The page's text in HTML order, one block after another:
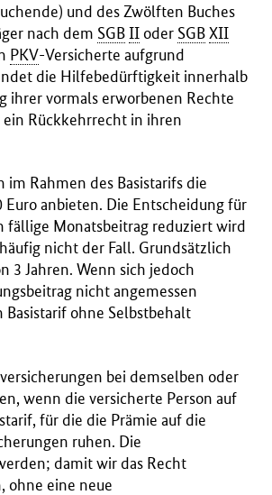
und des Zwölften Buches
nach dem SGB IIoder SGB XII
PKV-Versicherte aufgrund
die Hilfebedürftigkeit innerhalb
ihrer vormals erworbenen Rechte
Rückkehrrecht in ihren
Rahmen des Basistarifs die
anbieten. Die Entscheidung für
fällige Monatsbeitrag reduziert wird
nicht der Fall. Grundsätzlich
3 Jahren. Wenn sich jedoch
nicht angemessen
ohne Selbstbehalt
bei demselben oder
wenn die versicherte Person auf
für die die Prämie auf die
ruhen. Die
damit wir das Recht
ohne eine neue